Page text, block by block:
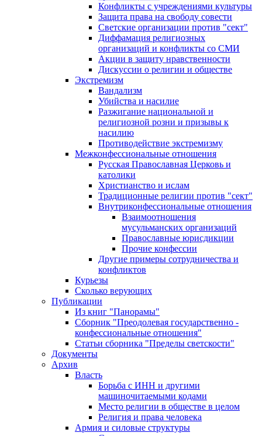
Конфликты с учреждениями культуры
Защита права на свободу совести
Светские организации против "сект"
Диффамация религиозных
организаций и конфликты со СМИ
Акции в защиту нравственности
Дискуссии о религии и обществе
Экстремизм
Вандализм
Убийства и насилие
Разжигание национальной и
религиозной розни и призывы к
насилию
Противодействие экстремизму
Межконфессиональные отношения
Русская Православная Церковь и
католики
Христианство и ислам
Традиционные религии против "сект"
Внутриконфессиональные отношения
Взаимоотношения
мусульманских организаций
Православные юрисдикции
Прочие конфессии
Другие примеры сотрудничества и
конфликтов
Курьезы
Сколько верующих
Публикации
Из книг "Панорамы"
Сборник "Преодолевая государственно -
конфессиональные отношения"
Статьи сборника "Пределы светскости"
Документы
Архив
Власть
Борьба с ИНН и другими
машиночитаемыми кодами
Место религии в обществе в целом
Религия и права человека
Армия и силовые структуры